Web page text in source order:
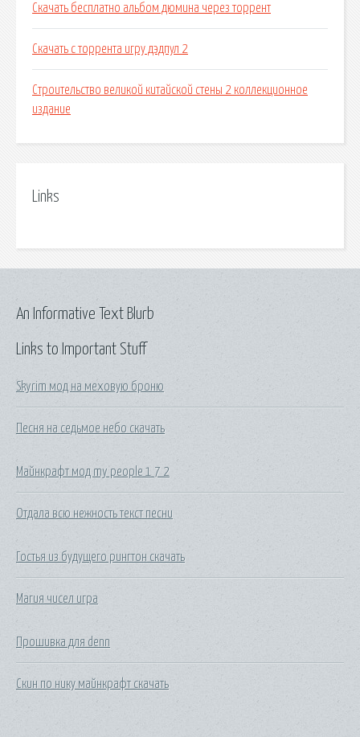
Скачать бесплатно альбом дюмина через торрент
Скачать с торрента игру дэдпул 2
Строительство великой китайской стены 2 коллекционное
издание
Links
Links to Important Stuff
Skyrim мод на меховую броню
Песня на седьмое небо скачать
Майнкрафт мод my people 1 7 2
Отдала всю нежность текст песни
Гостья из будущего рингтон скачать
Магия чисел игра
Прошивка для denn
Скин по нику майнкрафт скачать
An Informative Text Blurb